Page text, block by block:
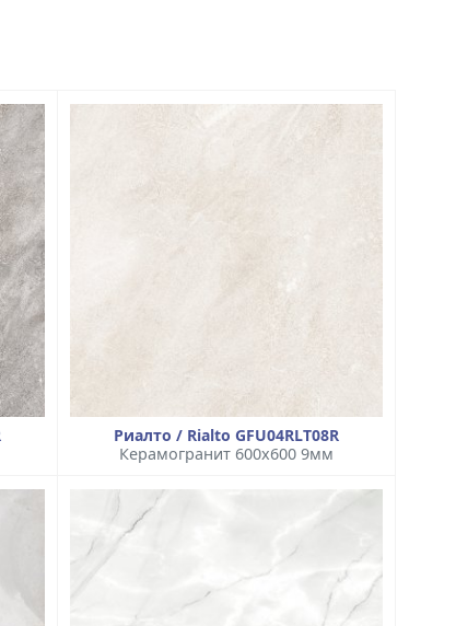
Риалто / Rialto GFU04RLT08R
Керамогранит 600x600 9мм